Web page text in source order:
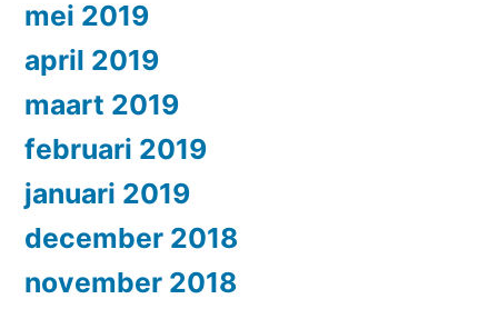
mei 2019
april 2019
maart 2019
februari 2019
januari 2019
december 2018
november 2018